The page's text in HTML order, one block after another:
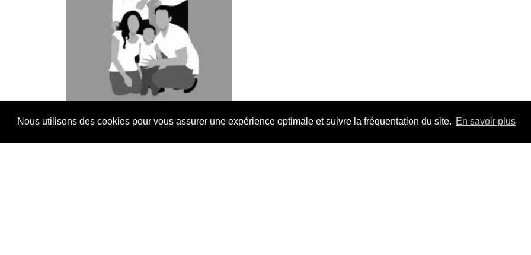
Nous utilisons des cookies pour vous assurer une expérience optimale et suivre la fréquentation du site. En savoir plus
Adhérez à